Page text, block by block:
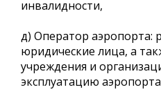
инвалидности,
д) Оператор аэропорта:
юридические лица, а
учреждения и
эксплуатацию